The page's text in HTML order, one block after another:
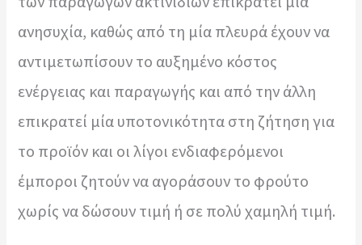
ανησυχία, καθώς από τη μία πλευρά έχουν να
αντιμετωπίσουν το αυξημένο κόστος
ενέργειας και παραγωγής και από την άλλη
επικρατεί μία υποτονικότητα στη ζήτηση για
το προϊόν και οι λίγοι ενδιαφερόμενοι
έμποροι ζητούν να αγοράσουν το φρούτο
χωρίς να δώσουν τιμή ή σε πολύ χαμηλή τιμή.